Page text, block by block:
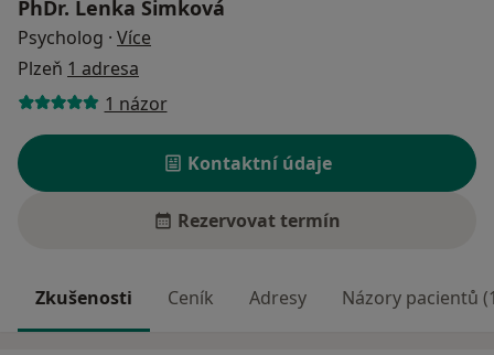
PhDr. Lenka Šimková
Psycholog · Více
Plzeň 1 adresa
1 názor
Kontaktní údaje
Rezervovat termín
Zkušenosti Ceník Adresy Názory pacientů